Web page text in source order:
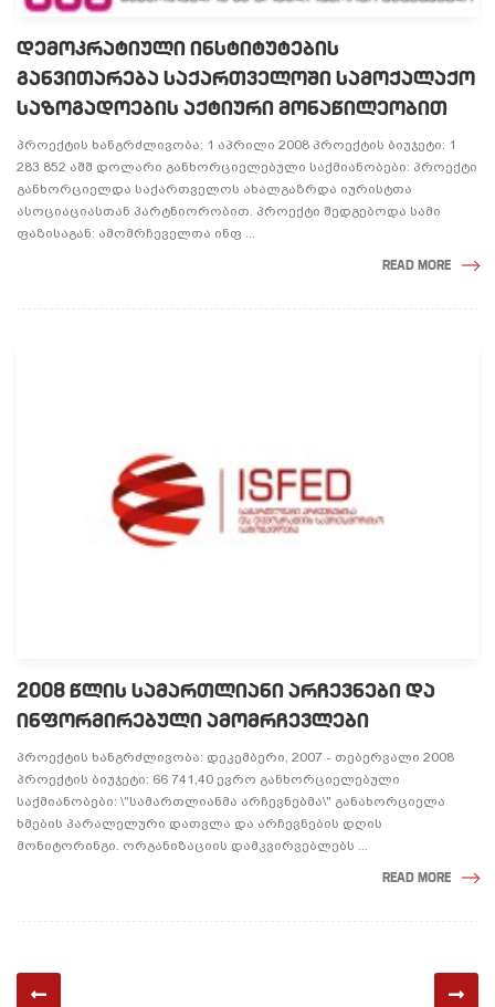
ᲓᲔᲛᲝᲙᲠᲐᲢᲘᲣᲚᲘ ᲘᲜᲡᲢᲘᲢᲣᲢᲔᲑᲘᲡ
ᲒᲐᲜᲕᲘᲗᲐᲠᲔᲑᲐ ᲡᲐᲥᲐᲠᲗᲕᲔᲚᲝᲨᲘ ᲡᲐᲛᲝᲥᲐᲚᲐᲥᲝ
ᲡᲐᲖᲝᲒᲐᲓᲝᲔᲑᲘᲡ ᲐᲥᲢᲘᲣᲠᲘ ᲛᲝᲜᲐᲬᲘᲚᲔᲝᲑᲘᲗ
პროექტის ხანგრძლივობა: 1 აპრილი 2008 პროექტის ბიუჯეტი: 1
283 852 აშშ დოლარი განხორციელებული საქმიანობები: პროექტი
განხორციელდა საქართველოს ახალგაზრდა იურისტთა
ასოციაციასთან პარტნიორობით. პროექტი შედგებოდა სამი
ფაზისაგან: ამომრჩეველთა ინფ ...
READ MORE
2008 ᲬᲚᲘᲡ ᲡᲐᲛᲐᲠᲗᲚᲘᲐᲜᲘ ᲐᲠᲩᲔᲕᲜᲔᲑᲘ ᲓᲐ
ᲘᲜᲤᲝᲠᲛᲘᲠᲔᲑᲣᲚᲘ ᲐᲛᲝᲛᲠᲩᲔᲕᲚᲔᲑᲘ
პროექტის ხანგრძლივობა: დეკემბერი, 2007 - თებერვალი 2008
პროექტის ბიუჯეტი: 66 741,40 ევრო განხორციელებული
საქმიანობები: \"სამართლიანმა არჩევნებმა\" განახორციელა
ხმების პარალელური დათვლა და არჩევნების დღის
მონიტორინგი. ორგანიზაციის დამკვირვებლებს ...
READ MORE